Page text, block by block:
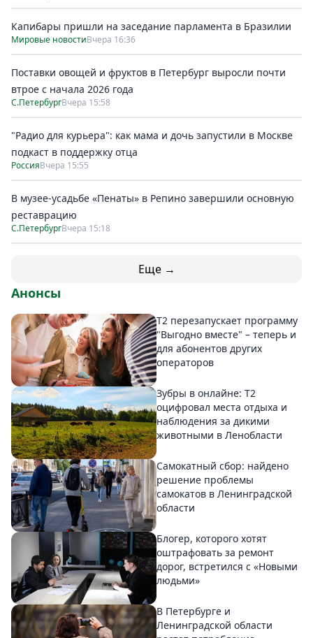
Капибары пришли на заседание парламента в Бразилии
Мировые новостиВчера 16:36
Поставки овощей и фруктов в Петербург выросли почти
втрое с начала 2026 года
С.ПетербургВчера 15:58
"Радио для курьера": как мама и дочь запустили в Москве
подкаст в поддержку отца
РоссияВчера 15:55
В музее-усадьбе «Пенаты» в Репино завершили основную
реставрацию
С.ПетербургВчера 15:18
Еще →
Анонсы
Т2 перезапускает программу
"Выгодно вместе" – теперь и
для абонентов других
операторов
Зубры в онлайне: Т2
оцифровал места отдыха и
наблюдения за дикими
животными в Ленобласти
Самокатный сбор: найдено
решение проблемы
самокатов в Ленинградской
области
Блогер, которого хотят
оштрафовать за ремонт
дорог, встретился с «Новыми
людьми»
В Петербурге и
Ленинградской области